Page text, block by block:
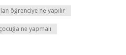
öğrenciye ne yapılır
ne yapmalı